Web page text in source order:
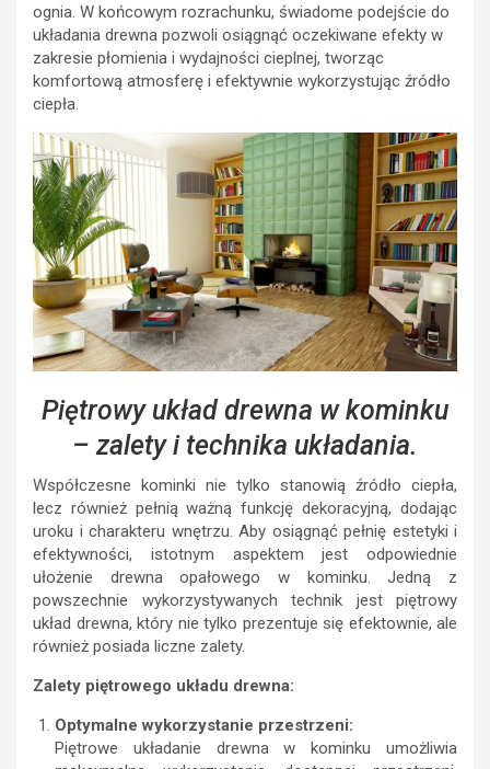
ognia. W końcowym rozrachunku, świadome podejście do
układania drewna pozwoli osiągnąć oczekiwane efekty w
zakresie płomienia i wydajności cieplnej, tworząc
komfortową atmosferę i efektywnie wykorzystując źródło
ciepła.
Piętrowy układ drewna w kominku
– zalety i technika układania.
Współczesne kominki nie tylko stanowią źródło ciepła,
lecz również pełnią ważną funkcję dekoracyjną, dodając
uroku i charakteru wnętrzu. Aby osiągnąć pełnię estetyki i
efektywności, istotnym aspektem jest odpowiednie
ułożenie drewna opałowego w kominku. Jedną z
powszechnie wykorzystywanych technik jest piętrowy
układ drewna, który nie tylko prezentuje się efektownie, ale
również posiada liczne zalety.
Zalety piętrowego układu drewna:
Optymalne wykorzystanie przestrzeni:
Piętrowe układanie drewna w kominku umożliwia